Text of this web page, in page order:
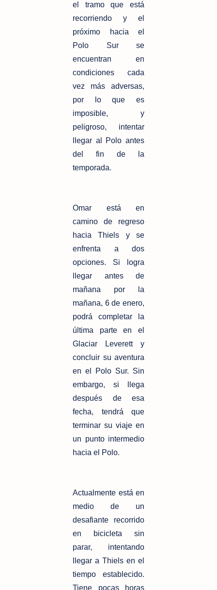
el tramo que está
recorriendo y el
próximo hacia el
Polo Sur se
encuentran en
condiciones cada
vez más adversas,
por lo que es
imposible, y
peligroso, intentar
llegar al Polo antes
del fin de la
temporada.
Omar está en
camino de regreso
hacia Thiels y se
enfrenta a dos
opciones. Si logra
llegar antes de
mañana por la
mañana, 6 de enero,
podrá completar la
última parte en el
Glaciar Leverett y
concluir su aventura
en el Polo Sur. Sin
embargo, si llega
después de esa
fecha, tendrá que
terminar su viaje en
un punto intermedio
hacia el Polo.
Actualmente está en
medio de un
desafiante recorrido
en bicicleta sin
parar, intentando
llegar a Thiels en el
tiempo establecido.
Tiene pocas horas